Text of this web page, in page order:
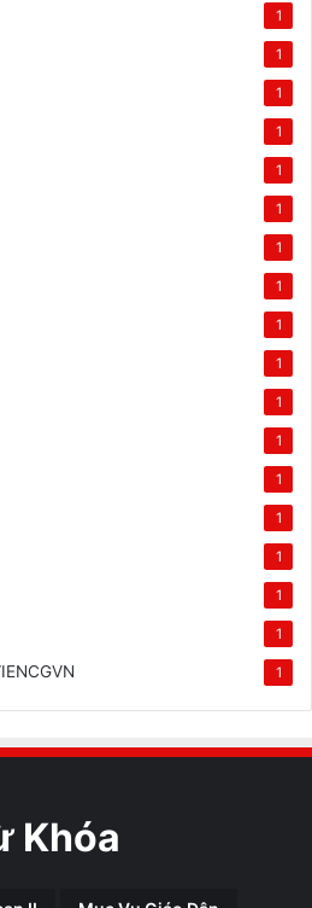
1
1
1
1
1
1
1
1
1
1
1
1
1
1
1
1
1
1
Khóa